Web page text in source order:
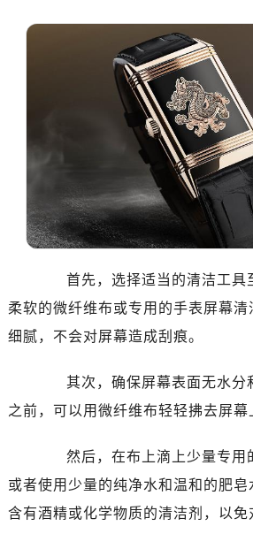
首先，选择适当的清洁工具
柔软的微纤维布或专用的手表屏幕
细腻，不会对屏幕造成刮痕。
其次，确保屏幕表面无水分
之前，可以用微纤维布轻轻拂去屏幕
然后，在布上滴上少量专用
或者使用少量的纯净水和温和的肥皂
含有酒精或化学物质的清洁剂，以免